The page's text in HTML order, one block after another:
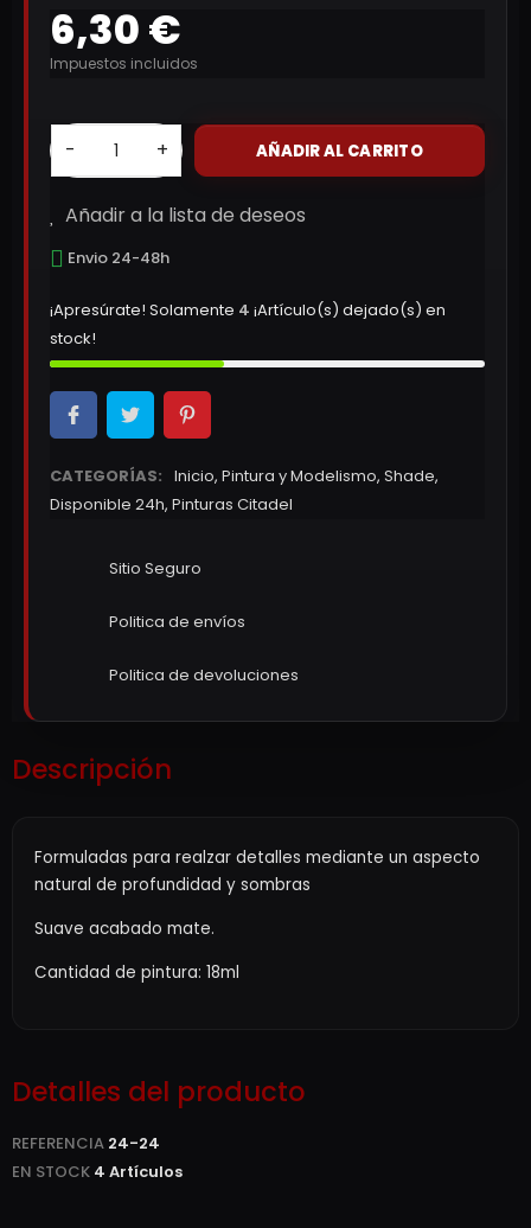
6,30 €
Impuestos incluidos
- + AÑADIR AL CARRITO
Añadir a la lista de deseos
Envio 24-48h
¡Apresúrate! Solamente 4 ¡Artículo(s) dejado(s) en
stock!
CATEGORÍAS: Inicio, Pintura y Modelismo, Shade,
Disponible 24h, Pinturas Citadel
Sitio Seguro
Politica de envíos
Politica de devoluciones
Descripción
Formuladas para realzar detalles mediante un aspecto
natural de profundidad y sombras
Suave acabado mate.
Cantidad de pintura: 18ml
Detalles del producto
REFERENCIA 24-24
EN STOCK 4 Artículos